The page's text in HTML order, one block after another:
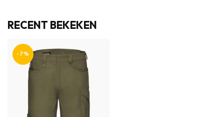
RECENT BEKEKEN
-7%